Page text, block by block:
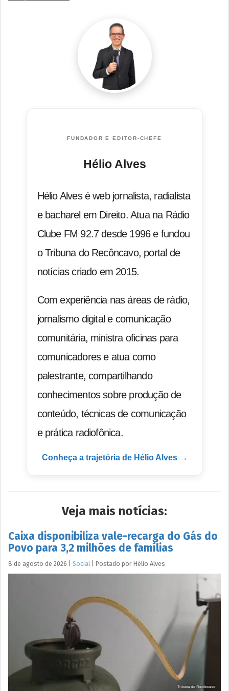
FUNDADOR E EDITOR-CHEFE
Hélio Alves
Hélio Alves é web jornalista, radialista
e bacharel em Direito. Atua na Rádio
Clube FM 92.7 desde 1996 e fundou
o Tribuna do Recôncavo, portal de
notícias criado em 2015.
Com experiência nas áreas de rádio,
jornalismo digital e comunicação
comunitária, ministra oficinas para
comunicadores e atua como
palestrante, compartilhando
conhecimentos sobre produção de
conteúdo, técnicas de comunicação
e prática radiofônica.
Conheça a trajetória de Hélio Alves →
Veja mais notícias:
Caixa disponibiliza vale-recarga do Gás do
Povo para 3,2 milhões de famílias
8 de agosto de 2026 Social Postado por Hélio Alves